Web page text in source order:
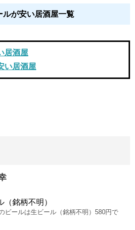
ルが安い居酒屋一覧
居酒屋
い居酒屋
（銘柄不明）
ビールは生ビール（銘柄不明）580円で